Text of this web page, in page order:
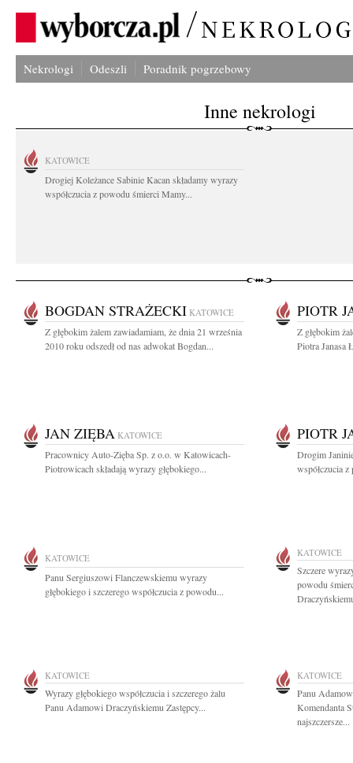
Nekrologi Odeszli Poradnik pogrzebowy
Inne nekrologi
KATOWICE
Drogiej Koleżance Sabinie Kacan składamy wyrazy
współczucia z powodu śmierci Mamy...
BOGDAN STRAŻECKI KATOWICE
Z głębokim żalem zawiadamiam, że dnia 21 września
2010 roku odszedł od nas adwokat Bogdan...
PIOTR
Z głębokim
Piotra Janasa
JAN ZIĘBA KATOWICE
Pracownicy Auto-Zięba Sp. z o.o. w Katowicach-
Piotrowicach składają wyrazy głębokiego...
PIOTR
Drogim
współczucia
KATOWICE
Panu Sergiuszowi Flanczewskiemu wyrazy
głębokiego i szczerego współczucia z powodu...
KATOWICE
Szczere
powodu
KATOWICE
Wyrazy głębokiego współczucia i szczerego żalu
Panu Adamowi Draczyńskiemu Zastępcy...
KATOWICE
Panu
Komendanta
najszczersze...